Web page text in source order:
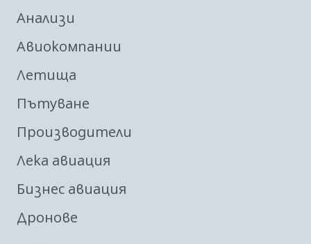
Анализи
Авиокомпании
Летища
Пътуване
Производители
Лека авиация
Бизнес авиация
Дронове